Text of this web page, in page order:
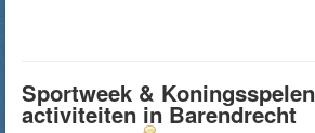
Sportweek &
activiteiten in Barendrecht